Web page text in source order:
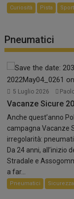
Curiosità Pista Sport
Pneumatici
5 Luglio 2026
Vacanze Sicure
Anche quest’anno
campagna Vacanze
irregolarità:
Da 24 anni, all’inizio
Stradale e
a far...
Pneumatici Sicurezza